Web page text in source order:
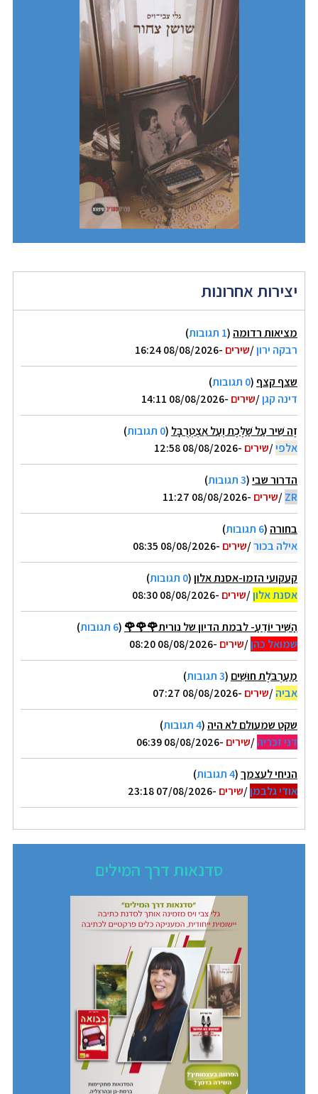
יצירות אחרונות
מציאות רדומה (1 תגובות
)
רבקה ירון/שירים -08/08/2026 16:24
שצף קצף (0 תגובות
)
דינה קגן/שירים -08/08/2026 14:11
זֶה שִׁיר עַל שַׁלֶּכֶת וְעַל אִצְטְרֻבָּל (0 תגובות
)
אלפי/שירים -08/08/2026 12:58
הדרור שבי(3 תגובות
)
ZR
/שירים -08/08/2026 11:27
בחורה (6 תגובות
)
אילה בכור/שירים -08/08/2026 08:35
קעקועי הזמו-אסנת אלון(0 תגובות
)
אסנת אלון/שירים -08/08/2026 08:30
הַשִּׁיר יוֹדֵעַ- לבמת הדיון של נורית🌹🌹🌹 (6 תגובות
)
שמואל כהן/שירים -08/08/2026 08:20
מַעַרְבֹּלֶת חוּשִׁים (3 תגובות
)
אביה/שירים -08/08/2026 07:27
שקט שמעולם לא היה (4 תגובות
)
דני זכריה/שירים -08/08/2026 06:39
הניחי לעצמך(4 תגובות
)
אודי גלבמן/שירים -07/08/2026 23:18
סדנאות דרך המילים